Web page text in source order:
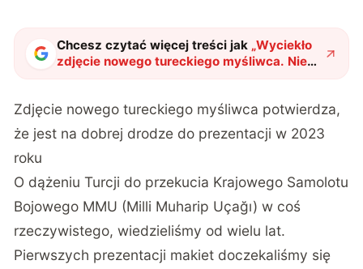
Chcesz czytać więcej treści jak „Wyciekło
zdjęcie nowego tureckiego myśliwca. Nie
dożyjesz końca jego służby"?
Zdjęcie nowego tureckiego myśliwca potwierdza,
że jest na dobrej drodze do prezentacji w 2023
roku
O dążeniu Turcji do przekucia Krajowego Samolotu
Bojowego MMU (Milli Muharip Uçağı) w coś
rzeczywistego, wiedzieliśmy od wielu lat.
Pierwszych prezentacji makiet doczekaliśmy się